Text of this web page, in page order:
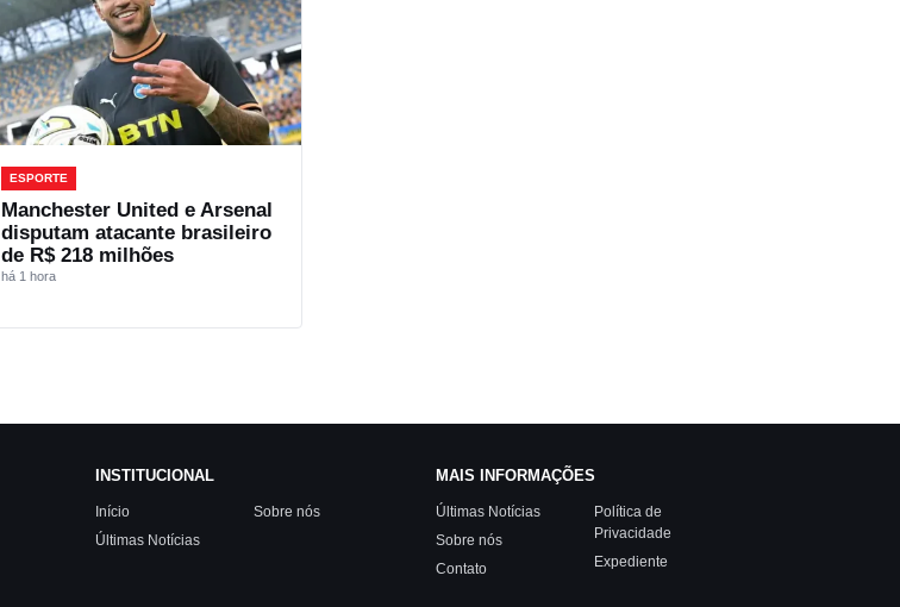
ESPORTE
Manchester United e Arsenal
disputam atacante brasileiro
de R$ 218 milhões
há 1 hora
INSTITUCIONAL
Início
Últimas Notícias
Sobre nós
MAIS INFORMAÇÕES
Últimas Notícias
Sobre nós
Contato
Política de
Privacidade
Expediente